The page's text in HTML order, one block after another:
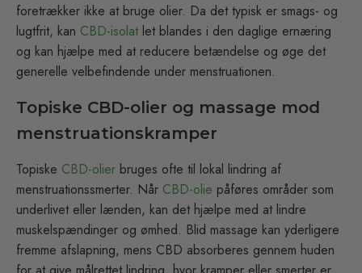
foretrækker ikke at bruge olier. Da det typisk er smags- og
lugtfrit, kan CBD-isolat let blandes i den daglige ernæring
og kan hjælpe med at reducere betændelse og øge det
generelle velbefindende under menstruationen.
Topiske CBD-olier og massage mod
menstruationskramper
Topiske CBD-olier bruges ofte til lokal lindring af
menstruationssmerter. Når CBD-olie påføres områder som
underlivet eller lænden, kan det hjælpe med at lindre
muskelspændinger og ømhed. Blid massage kan yderligere
fremme afslapning, mens CBD absorberes gennem huden